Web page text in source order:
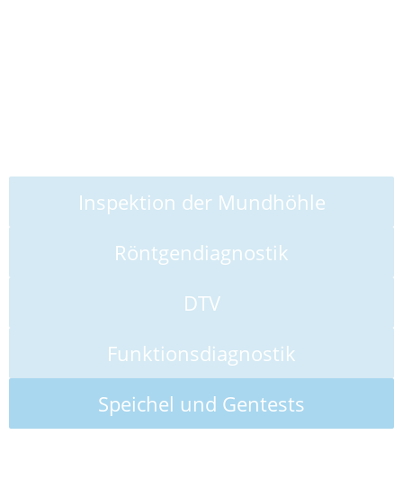
Inspektion der Mundhöhle
Röntgendiagnostik
DTV
Funktionsdiagnostik
Speichel und Gentests